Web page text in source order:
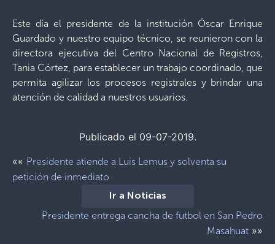
Este día el presidente de la institución Óscar Enrique
Guardado y nuestro equipo técnico, se reunieron con la
directora ejecutiva del Centro Nacional de Registros,
Tania Córtez, para establecer un trabajo coordinado, que
permita agilizar los procesos registrales y brindar una
atención de calidad a nuestros usuarios.
Publicado el 09-07-2019.
«« Presidente atiende a Luis Lemus y solventa su
petición de inmediato
Ir a Noticias
Presidente entrega cancha de futbol en San Pedro
Masahuat »»